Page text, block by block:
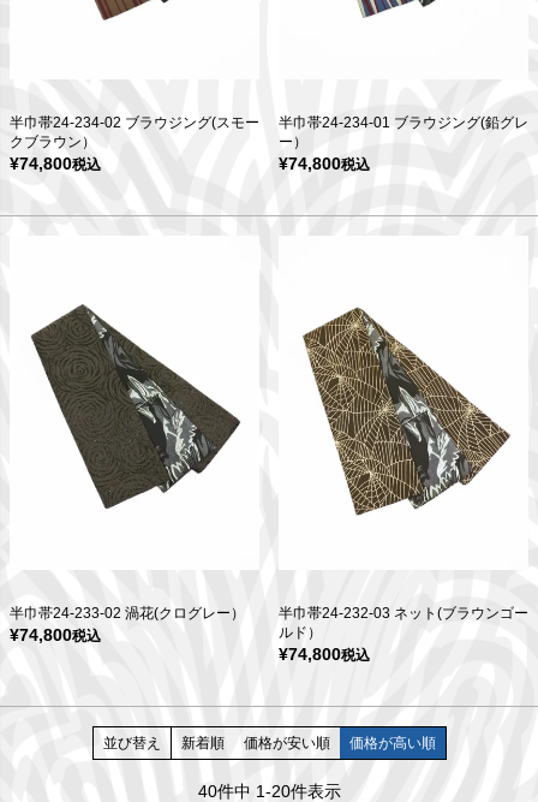
半巾帯24-234-02 ブラウジング(スモー
クブラウン）
¥74,800税込
半巾帯24-234-01 ブラウジング(鉛グレ
ー）
¥74,800税込
半巾帯24-233-02 渦花(クログレー）
¥74,800税込
半巾帯24-232-03 ネット(ブラウンゴー
ルド）
¥74,800税込
並び替え 新着順 価格が安い順 価格が高い順
40件中 1-20件表示